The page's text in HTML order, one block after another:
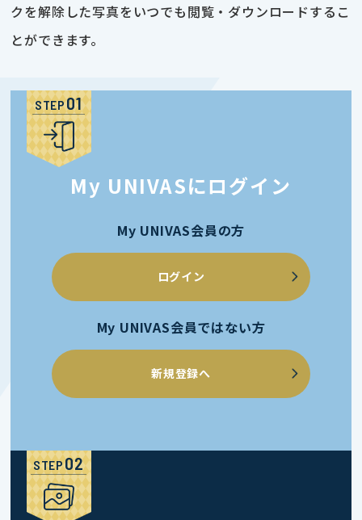
クを解除した写真をいつでも閲覧・ダウンロードするこ
とができます。
STEP
My UNIVASにログイン
My UNIVAS会員の方
ログイン
My UNIVAS会員ではない方
新規登録へ
STEP